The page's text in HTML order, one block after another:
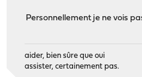
Personnellement je ne vois
aider, bien sûre que oui
assister, certainement pas.